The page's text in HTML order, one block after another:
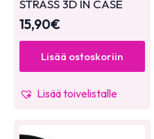
STRASS 3D IN CASE
15,90€
Lisää ostoskoriin
Lisää toivelistalle